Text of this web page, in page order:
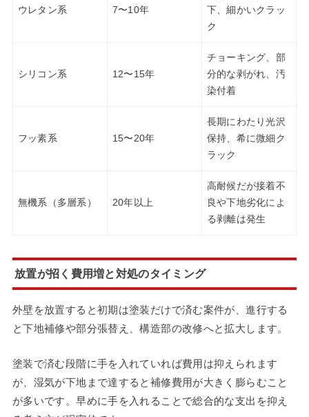
ウレタン系 7〜10年
下、細かいクラッ
ク
シリコン系 12〜15年
チョーキング、部
分的な剥がれ、汚
染付着
フッ素系 15〜20年
長期にわたり光沢
保持、希に微細ク
ラック
無機系（多層系） 20年以上
高耐候だが接着不
良や下地劣化によ
る剥離は発生
放置が招く費用増と対処のタイミング
外壁を放置すると初期は塗装だけで済む案件が、進行する
と下地補修や部分張替え、構造部の改修へと拡大します。
塗装で済む段階に手を入れていれば費用は抑えられます
が、湿気が下地まで達すると補修費用が大きく膨らむこと
が多いです。早めに手を入れることで総合的な支出を抑え